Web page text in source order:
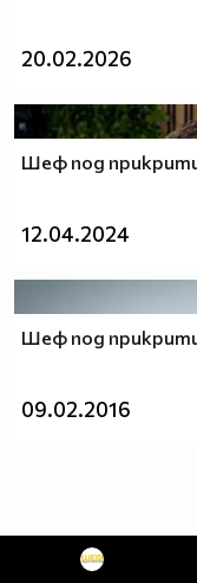
20.02.2026
Шеф под
12.04.2024
Шеф под
09.02.2016